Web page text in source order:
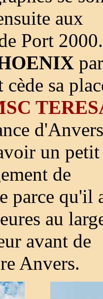
aux
Port 2000.
sa
un petit
de
parce qu'il
au
avant de
Anvers.